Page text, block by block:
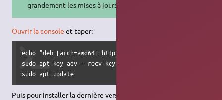
grandement les mises à jours.
Ouvrir la console et taper:
echo "deb [arch=amd64] https://deb.scenari.software
sudo apt-key adv --recv-keys --keyserver
sudo apt update
Puis pour installer la dernière version en français (corriger